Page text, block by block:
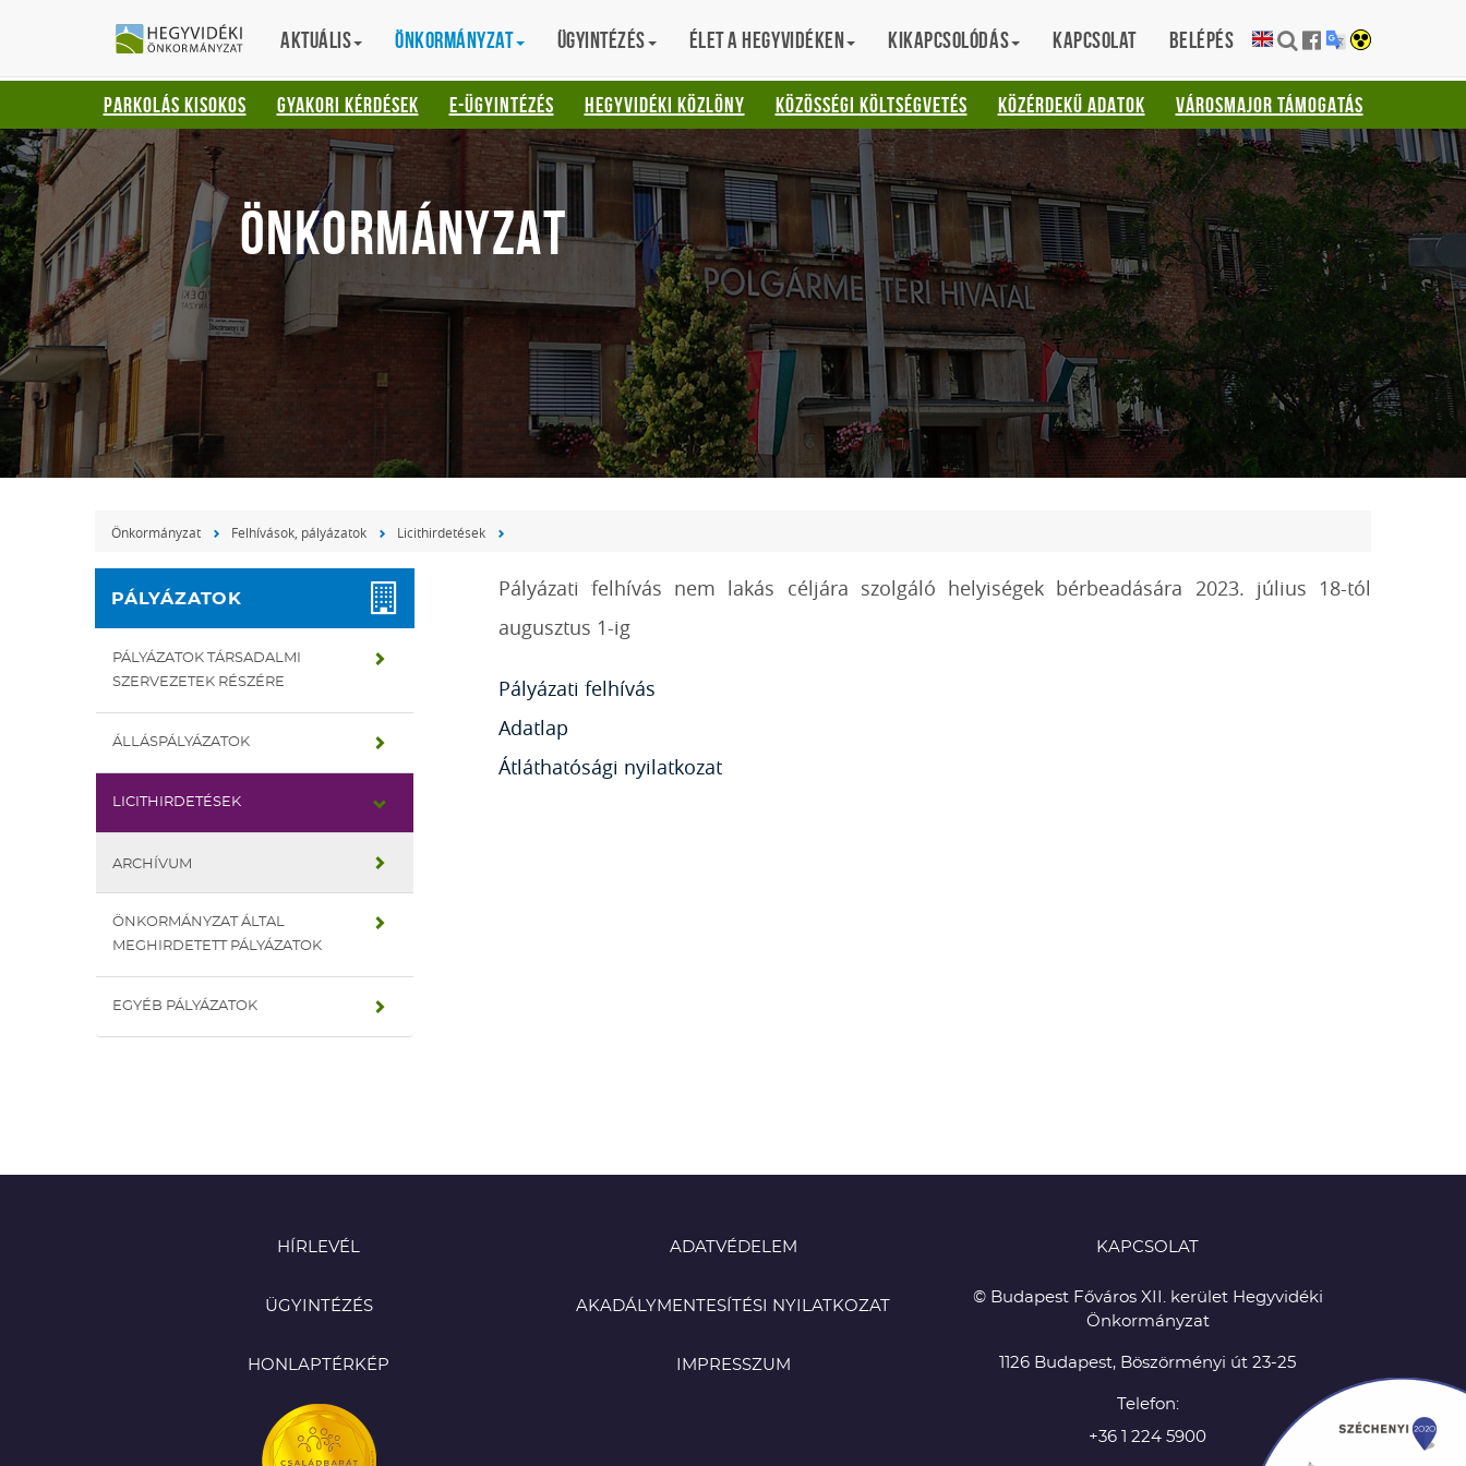
Bejelentkezés:
"L"
HEGYVIDÉKI
ÖNKORMÁNYZAT
Aktuális Önkormányzat Ügyintézés Élet a hegyvidéken Kikapcsolódás Kapcsolat Belépés
English Translation
PARKOLÁS KISOKOS GYAKORI KÉRDÉSEK E-ÜGYINTÉZÉS HEGYVIDÉKI KÖZLÖNY KÖZÖSSÉGI KÖLTSÉGVETÉS KÖZÉRDEKŰ ADATOK VÁROSMAJOR TÁMOGATÁS
ÖNKORMÁNYZAT
Önkormányzat Felhívások, pályázatok Licithirdetések
PÁLYÁZATOK
PÁLYÁZATOK TÁRSADALMI
SZERVEZETEK RÉSZÉRE
ÁLLÁSPÁLYÁZATOK
LICITHIRDETÉSEK
ARCHÍVUM
ÖNKORMÁNYZAT ÁLTAL
MEGHIRDETETT PÁLYÁZATOK
EGYÉB PÁLYÁZATOK
Pályázati felhívás nem lakás céljára szolgáló helyiségek bérbeadására 2023. július 18-tól
augusztus 1-ig
Pályázati felhívás
Adatlap
Átláthatósági nyilatkozat
HÍRLEVÉL
ÜGYINTÉZÉS
HONLAPTÉRKÉP
ADATVÉDELEM
AKADÁLYMENTESÍTÉSI NYILATKOZAT
IMPRESSZUM
KAPCSOLAT
© Budapest Főváros XII. kerület Hegyvidéki
Önkormányzat
1126 Budapest, Böszörményi út 23-25
Telefon:
+36 1 224 5900